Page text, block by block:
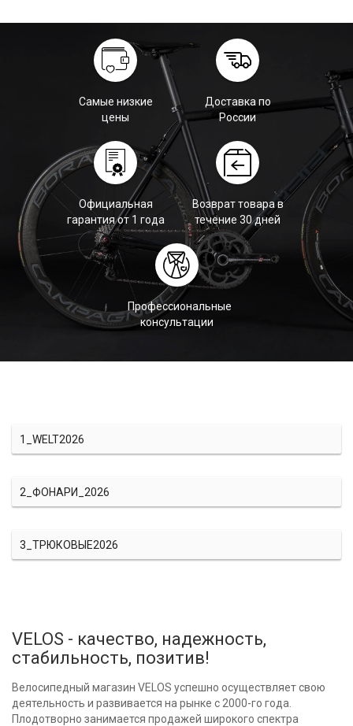
Самые низкие
цены
Доставка по
России
Официальная
гарантия от 1 года
Возврат товара в
течение 30 дней
Профессиональные
консультации
1_WELT2026
2_ФОНАРИ_2026
3_ТРЮКОВЫЕ2026
VELOS - качество, надежность,
стабильность, позитив!
Велосипедный магазин VELOS успешно осуществляет свою
деятельность и развивается на рынке с 2000-го года.
Плодотворно занимается продажей широкого спектра